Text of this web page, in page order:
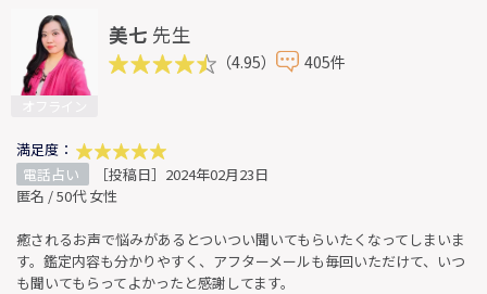
美七 先生
（4.95） 405件
満足度：
電話占い
［投稿日］2024年02月23日
匿名 / 50代 女性
癒されるお声で悩みがあるとついつい聞いてもらいたくなってしまいま
す。鑑定内容も分かりやすく、アフターメールも毎回いただけて、いつ
も聞いてもらってよかったと感謝してます。